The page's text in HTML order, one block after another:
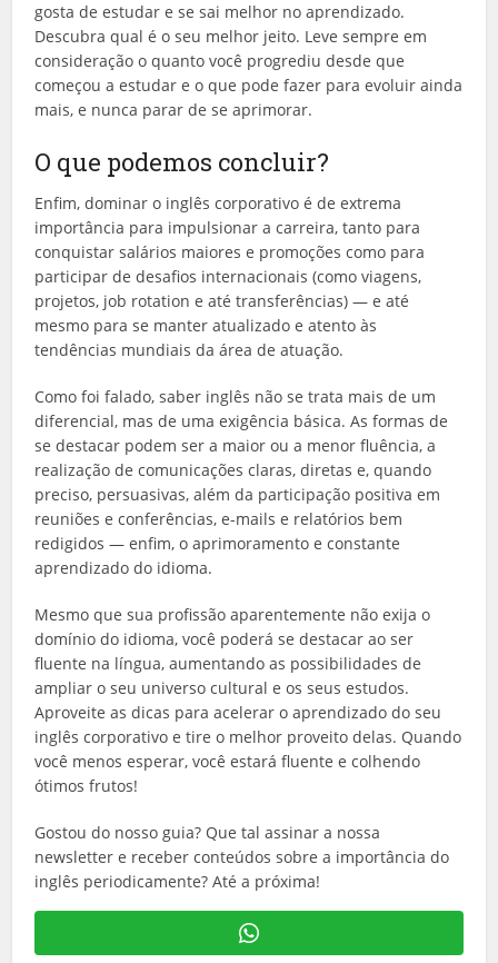
gosta de estudar e se sai melhor no aprendizado.
Descubra qual é o seu melhor jeito. Leve sempre em
consideração o quanto você progrediu desde que
começou a estudar e o que pode fazer para evoluir ainda
mais, e nunca parar de se aprimorar.
O que podemos concluir?
Enfim, dominar o inglês corporativo é de extrema
importância para impulsionar a carreira, tanto para
conquistar salários maiores e promoções como para
participar de desafios internacionais (como viagens,
projetos, job rotation e até transferências) — e até
mesmo para se manter atualizado e atento às
tendências mundiais da área de atuação.
Como foi falado, saber inglês não se trata mais de um
diferencial, mas de uma exigência básica. As formas de
se destacar podem ser a maior ou a menor fluência, a
realização de comunicações claras, diretas e, quando
preciso, persuasivas, além da participação positiva em
reuniões e conferências, e-mails e relatórios bem
redigidos — enfim, o aprimoramento e constante
aprendizado do idioma.
Mesmo que sua profissão aparentemente não exija o
domínio do idioma, você poderá se destacar ao ser
fluente na língua, aumentando as possibilidades de
ampliar o seu universo cultural e os seus estudos.
Aproveite as dicas para acelerar o aprendizado do seu
inglês corporativo e tire o melhor proveito delas. Quando
você menos esperar, você estará fluente e colhendo
ótimos frutos!
Gostou do nosso guia? Que tal assinar a nossa
newsletter e receber conteúdos sobre a importância do
inglês periodicamente? Até a próxima!